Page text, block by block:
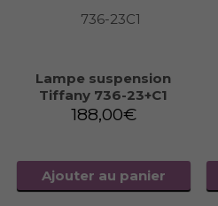
Lampe suspension
Tiffany 736-23+C1
188,00€
Ajouter au panier